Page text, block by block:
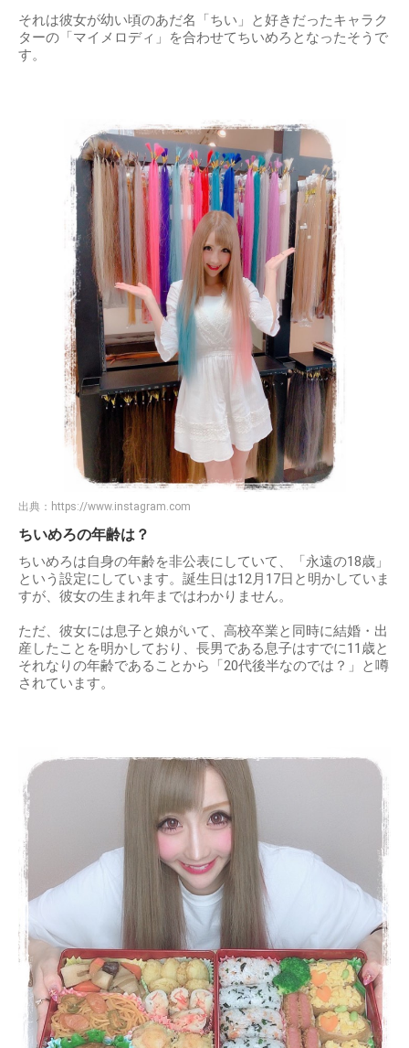
それは彼女が幼い頃のあだ名「ちい」と好きだったキャラク
ターの「マイメロディ」を合わせてちいめろとなったそうで
す。
出典： https://www.instagram.com
ちいめろの年齢は？
ちいめろは自身の年齢を非公表にしていて、「永遠の18歳」
という設定にしています。誕生日は12月17日と明かしていま
すが、彼女の生まれ年まではわかりません。
ただ、彼女には息子と娘がいて、高校卒業と同時に結婚・出
産したことを明かしており、長男である息子はすでに11歳と
それなりの年齢であることから「20代後半なのでは？」と噂
されています。